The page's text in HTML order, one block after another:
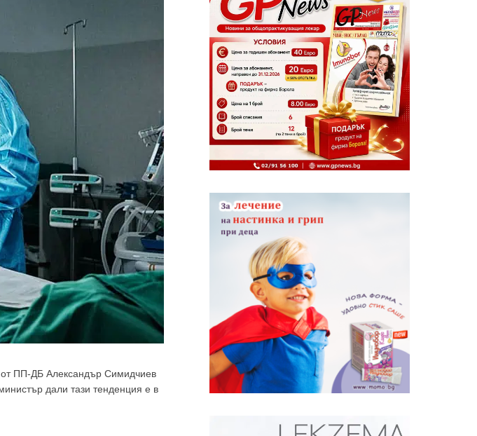
от ПП-ДБ Александър Симидчиев
дали тази тенденция е в